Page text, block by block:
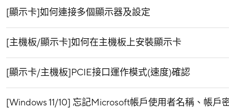
[顯示卡]如何連接多個顯示器及設定
[主機板/顯示卡]如何在主機板上安裝顯示卡
[顯示卡/主機板]PCIE接口運作模式(速度)確認
[Windows 11/10] 忘記Microsoft帳戶使用者名稱、帳戶